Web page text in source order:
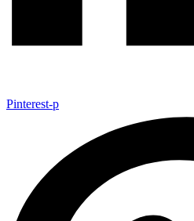
Pinterest-p